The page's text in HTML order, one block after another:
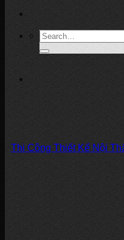
Thi Công Thiết Kế Nội